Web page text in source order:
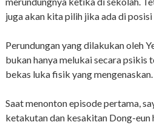
juga akan kita pilih jika ada di posisi
Perundungan yang dilakukan oleh
bukan hanya melukai secara psikis
bekas luka fisik yang mengenaskan.
Saat menonton episode pertama,
ketakutan dan kesakitan Dong-eun